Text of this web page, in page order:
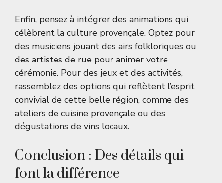
Enfin, pensez à intégrer des animations qui
célèbrent la culture provençale. Optez pour
des musiciens jouant des airs folkloriques ou
des artistes de rue pour animer votre
cérémonie. Pour des jeux et des activités,
rassemblez des options qui reflètent l’esprit
convivial de cette belle région, comme des
ateliers de cuisine provençale ou des
dégustations de vins locaux.
Conclusion : Des détails qui
font la différence